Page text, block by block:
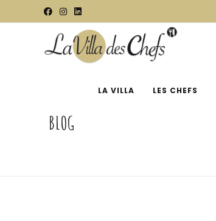
LA VILLA LES CHEFS
BLOG